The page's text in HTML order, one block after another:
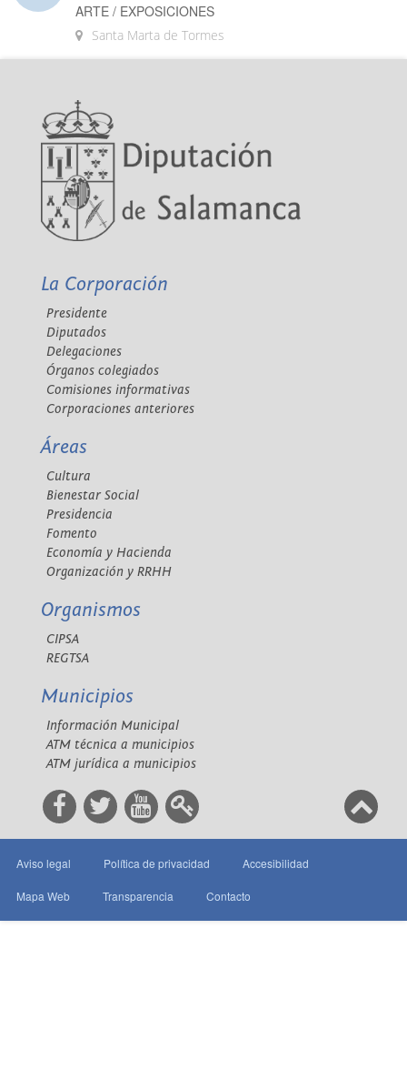
ARTE / EXPOSICIONES
Santa Marta de Tormes
La Corporación
Presidente
Diputados
Delegaciones
Órganos colegiados
Comisiones informativas
Corporaciones anteriores
Áreas
Cultura
Bienestar Social
Presidencia
Fomento
Economía y Hacienda
Organización y RRHH
Organismos
CIPSA
REGTSA
Municipios
Información Municipal
ATM técnica a municipios
ATM jurídica a municipios
Aviso legal Política de privacidad Accesibilidad
Mapa Web Transparencia Contacto